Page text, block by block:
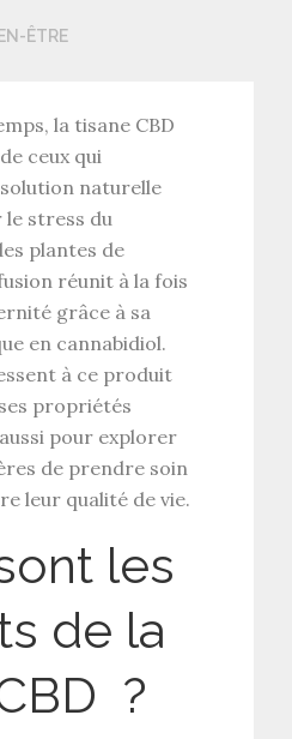
ÊTRE
la tisane CBD
ceux qui
solution naturelle
stress du
plantes de
réunit à la fois
grâce à sa
en cannabidiol.
à ce produit
propriétés
pour explorer
de prendre soin
leur qualité de vie.
les
de la
?